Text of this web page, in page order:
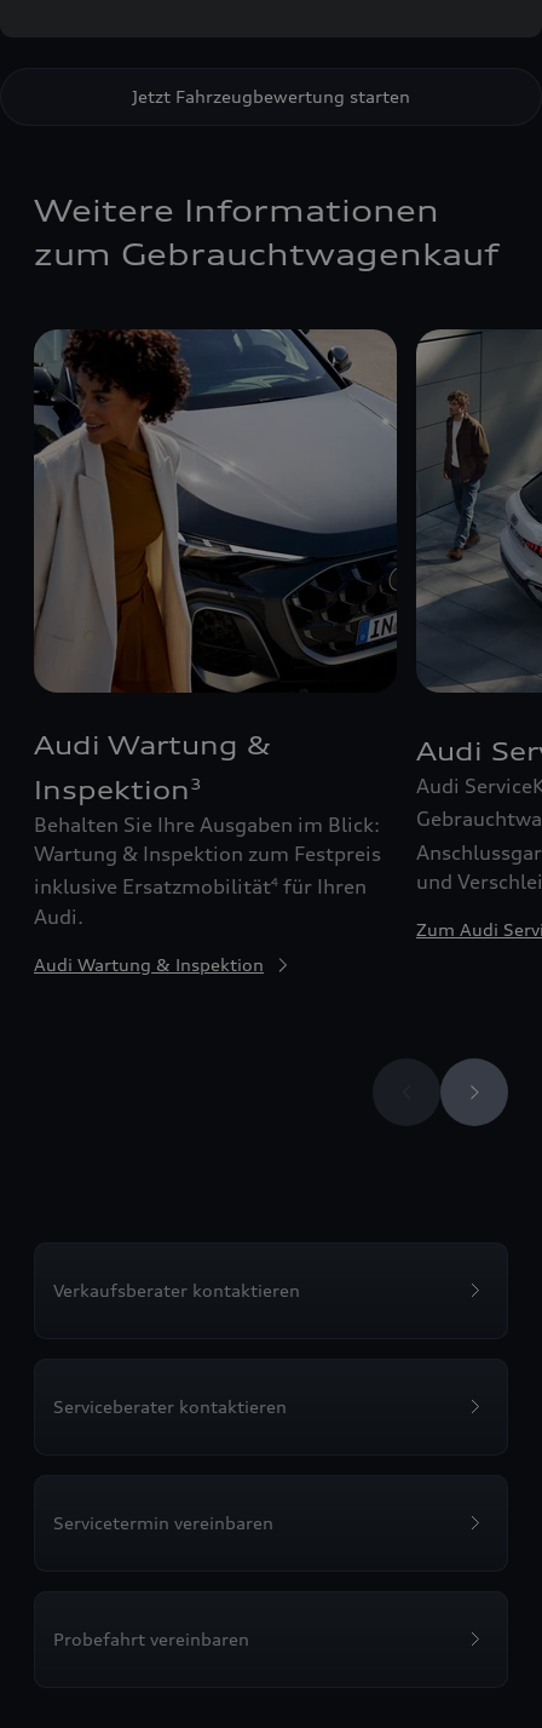
Jetzt Fahrzeugbewertung starten
Weitere Informationen
zum Gebrauchtwagenkauf
Audi Wartung &
Inspektion 3
Behalten Sie Ihre Ausgaben im Blick:
Wartung & Inspektion zum Festpreis
inklusive Ersatzmobilität4 für Ihren
Audi.
Audi Wartung & Inspektion
Audi
Audi
und
Zum Audi
Verkaufsberater kontaktieren
Serviceberater kontaktieren
Servicetermin vereinbaren
Probefahrt vereinbaren